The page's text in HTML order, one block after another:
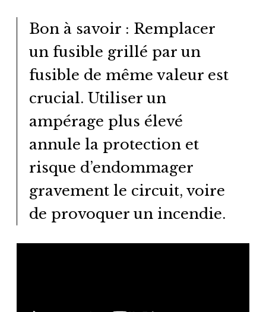
Bon à savoir : Remplacer
un fusible grillé par un
fusible de même valeur est
crucial. Utiliser un
ampérage plus élevé
annule la protection et
risque d’endommager
gravement le circuit, voire
de provoquer un incendie.